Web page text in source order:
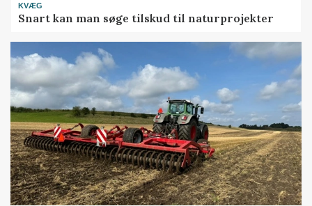
KVÆG
Snart kan man søge tilskud til naturprojekter